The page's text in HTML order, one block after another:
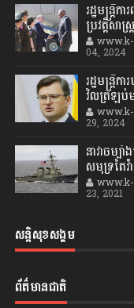
រដ្ឋមន្រ្តីក
ប្រវត្តិសា
04, 2024
រដ្ឋមន្ត្រី
វិលត្រឡប់
29, 2024
នាវាចម្ប
សមុទ្រតៃវ៉
23, 2021
សន្តិសុខសង្គម
ព័ត៌មានជាតិ